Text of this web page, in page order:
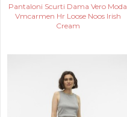
Pantaloni Scurti Dama Vero Moda
Vmcarmen Hr Loose Noos Irish
Cream